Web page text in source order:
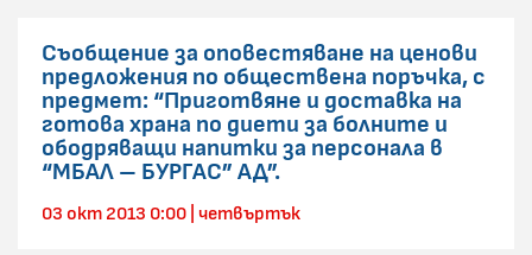
Съобщение за оповестяване на ценови
предложения по обществена поръчка, с
предмет: “Приготвяне и доставка на
готова храна по диети за болните и
ободряващи напитки за персонала в
“МБАЛ – БУРГАС” АД”.
03 окт 2013 0:00 | четвъртък